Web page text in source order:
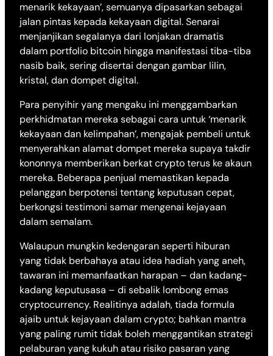
menarik kekayaan’, semuanya dipasarkan sebagai
jalan pintas kepada kekayaan digital. Senarai
menjanjikan segalanya dari lonjakan dramatis
dalam portfolio bitcoin hingga manifestasi tiba-tiba
nasib baik, sering disertai dengan gambar lilin,
kristal, dan dompet digital.
Para penyihir yang mengaku ini menggambarkan
perkhidmatan mereka sebagai cara untuk ‘menarik
kekayaan dan kelimpahan’, mengajak pembeli untuk
menyerahkan alamat dompet mereka supaya takdir
kononnya memberikan berkat crypto terus ke akaun
mereka. Beberapa penjual memastikan kepada
pelanggan berpotensi tentang keputusan cepat,
berkongsi testimoni samar mengenai kejayaan
dalam semalam.
Walaupun mungkin kedengaran seperti hiburan
yang tidak berbahaya atau idea hadiah yang aneh,
tawaran ini memanfaatkan harapan – dan kadang-
kadang keputusasa – di sebalik lombong emas
cryptocurrency. Realitinya adalah, tiada formula
ajaib untuk kejayaan dalam crypto; bahkan mantra
yang paling rumit tidak boleh menggantikan strategi
pelaburan yang kukuh atau risiko pasaran yang